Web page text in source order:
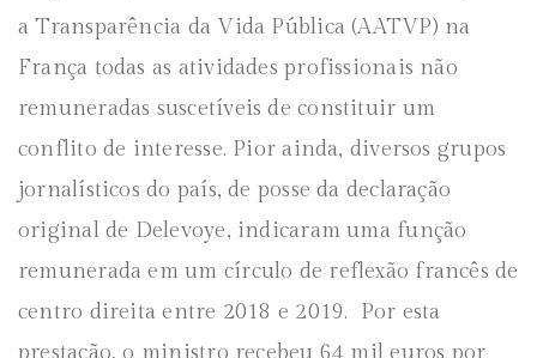
a Transparência da Vida Pública (AATVP) na
França todas as atividades profissionais não
remuneradas suscetíveis de constituir um
conflito de interesse. Pior ainda, diversos grupos
jornalísticos do país, de posse da declaração
original de Delevoye, indicaram uma função
remunerada em um círculo de reflexão francês de
centro direita entre 2018 e 2019. Por esta
prestação, o ministro recebeu 64 mil euros por